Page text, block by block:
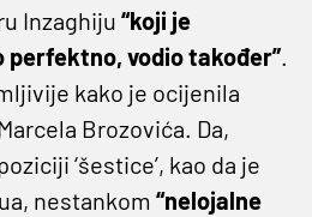
Inzaghiju “koji je
vodio također”.
kako je ocijenila
Brozovića. Da,
‘šestice’, kao da je
nestankom “nelojalne